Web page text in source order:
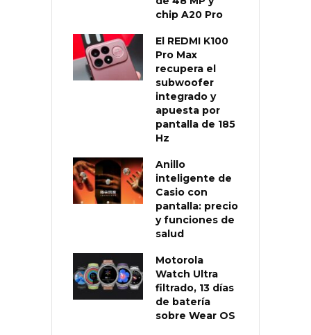
chip A20 Pro
El REDMI K100
Pro Max
recupera el
subwoofer
integrado y
apuesta por
pantalla de 185
Hz
Anillo
inteligente de
Casio con
pantalla: precio
y funciones de
salud
Motorola
Watch Ultra
filtrado, 13 días
de batería
sobre Wear OS